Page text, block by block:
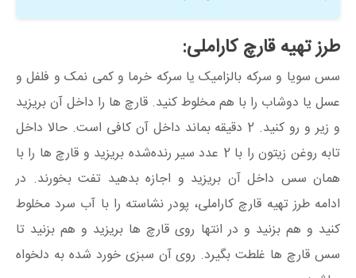
طرز تهیه قارچ کاراملی:
سس سویا و سرکه بالزامیک یا سرکه خرما و کمی نمک و فلفل و
عسل یا دوشاب را با هم مخلوط کنید. قارچ ها را داخل آن بریزید
و زیر و رو کنید. 2 دقیقه بماند داخل آن کافی است. حالا داخل
تابه روغن زیتون را با 2 عدد سیر رنده‌شده بریزید و قارچ ها را با
همان سس داخل آن بریزید و اجازه بدهید تفت بخورند. در
ادامه طرز تهیه قارچ کاراملی، پودر نشاسته را با آب سرد مخلوط
کنید و هم بزنید و در انتها روی قارچ ها بریزید و هم بزنید تا
سس قارچ ها غلطت بگیرد. روی آن سبزی خورد شده به دلخواه